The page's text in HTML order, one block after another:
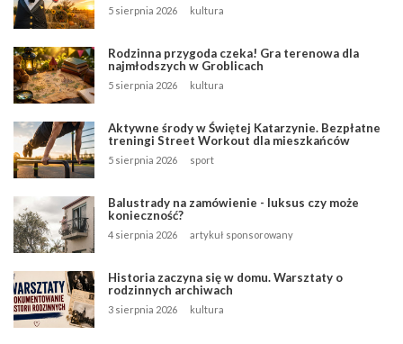
5 sierpnia 2026 kultura
Rodzinna przygoda czeka! Gra terenowa dla
najmłodszych w Groblicach
5 sierpnia 2026 kultura
Aktywne środy w Świętej Katarzynie. Bezpłatne
treningi Street Workout dla mieszkańców
5 sierpnia 2026 sport
Balustrady na zamówienie - luksus czy może
konieczność?
4 sierpnia 2026 artykuł sponsorowany
Historia zaczyna się w domu. Warsztaty o
rodzinnych archiwach
3 sierpnia 2026 kultura